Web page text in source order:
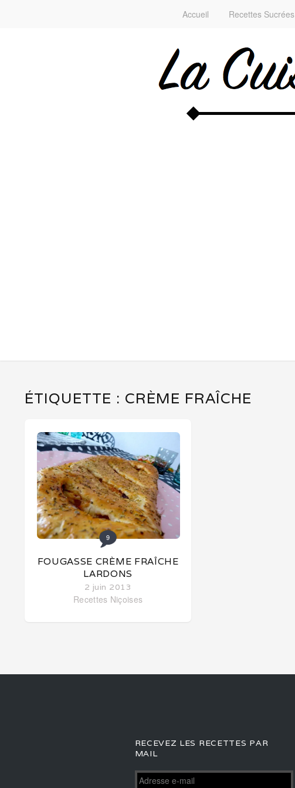
Accueil Recettes Sucrées
ÉTIQUETTE : CRÈME FRAÎCHE
9
FOUGASSE CRÈME FRAÎCHE
LARDONS
2 juin 2013
Recettes Niçoises
RECEVEZ LES RECETTES PAR
MAIL
Adresse